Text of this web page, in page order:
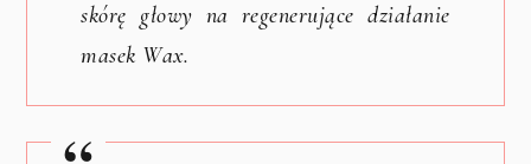
skórę głowy na regenerujące działanie
masek Wax.